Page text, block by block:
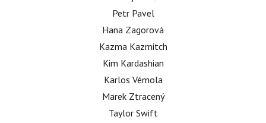
Petr Pavel
Hana Zagorová
Kazma Kazmitch
Kim Kardashian
Karlos Vémola
Marek Ztracený
Taylor Swift